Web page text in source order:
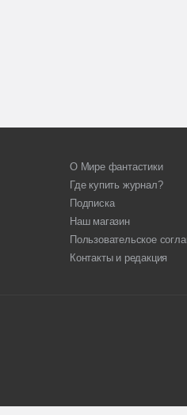
О Мире фантастики
Где купить журнал?
Подписка
Наш магазин
Пользовательское
Контакты и редакция